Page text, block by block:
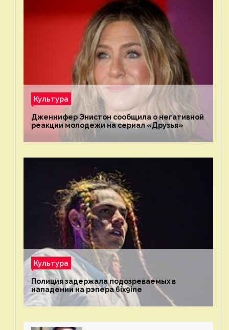
Культура
Дженнифер Энистон сообщила о негативной
реакции молодежи на сериал «Друзья»
Культура
Полиция задержала подозреваемых в
нападении на рэпера 6ix9ine